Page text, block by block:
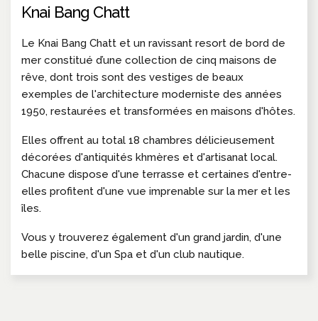
Knai Bang Chatt
Le Knai Bang Chatt et un ravissant resort de bord de
mer constitué d’une collection de cinq maisons de
rêve, dont trois sont des vestiges de beaux
exemples de l'architecture moderniste des années
1950, restaurées et transformées en maisons d'hôtes.
Elles offrent au total 18 chambres délicieusement
décorées d'antiquités khmères et d'artisanat local.
Chacune dispose d'une terrasse et certaines d'entre-
elles profitent d'une vue imprenable sur la mer et les
îles.
Vous y trouverez également d'un grand jardin, d'une
belle piscine, d'un Spa et d'un club nautique.